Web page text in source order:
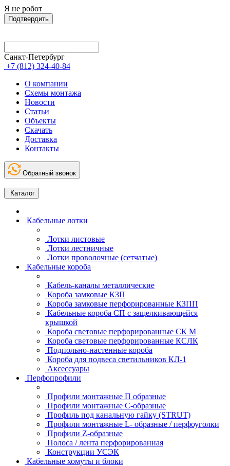
Я не робот
Подтвердить
Санкт-Петербург
+7 (812) 324-40-84
О компании
Схемы монтажа
Новости
Статьи
Объекты
Скачать
Доставка
Контакты
Обратный звонок
Каталог
Кабельные лотки
Лотки листовые
Лотки лестничные
Лотки проволочные (сетчатые)
Кабельные короба
Кабель-каналы металлические
Короба замковые КЗП
Короба замковые перфорированные КЗПП
Кабельные короба СП с защелкивающейся
крышкой
Короба световые перфорированные СК М
Короба световые перфорированные КСЛК
Подпольно-настенные короба
Короба для подвеса светильников КЛ-1
Аксессуары
Перфопрофили
Профили монтажные П образные
Профили монтажные C-образные
Профиль под канальную гайку (STRUT)
Профили монтажные L- образные / перфоуголки
Профили Z-образные
Полоса / лента перфорированная
Конструкции УСЭК
Кабельные хомуты и блоки